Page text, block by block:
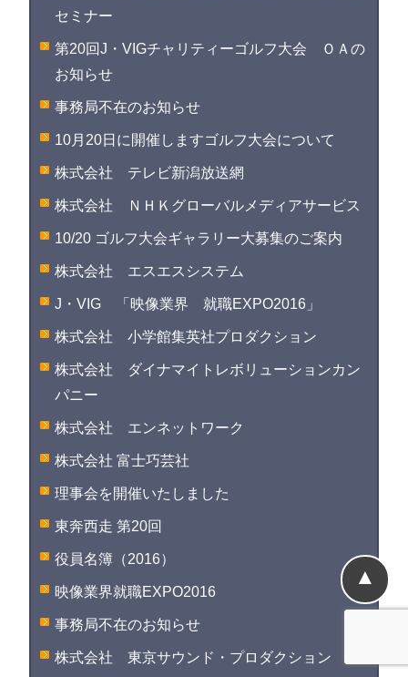
セミナー
第20回J・VIGチャリティーゴルフ大会 ＯＡの
お知らせ
事務局不在のお知らせ
10月20日に開催しますゴルフ大会について
株式会社 テレビ新潟放送網
株式会社 ＮＨＫグローバルメディアサービス
10/20 ゴルフ大会ギャラリー大募集のご案内
株式会社 エスエスシステム
J・VIG 「映像業界 就職EXPO2016」
株式会社 小学館集英社プロダクション
株式会社 ダイナマイトレボリューションカン
パニー
株式会社 エンネットワーク
株式会社 富士巧芸社
理事会を開催いたしました
東奔西走 第20回
役員名簿（2016）
映像業界就職EXPO2016
事務局不在のお知らせ
株式会社 東京サウンド・プロダクション
▲